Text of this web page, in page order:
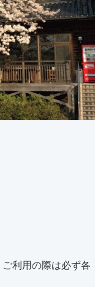
利用の際は必ず各